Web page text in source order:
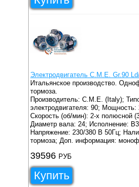
Электродвигатель C.M.E. Gr.90
Итальянское производство.
тормоза.
Производитель: C.M.E. (Italy);
электродвигателя: 90; Мощность:
Скорость (об/мин): 2-х полюсной
Диаметр вала: 24; Исполнение:
Напряжение: 230/380 В 50Гц;
тормоза; Доп. информация:
39596 РУБ
Купить